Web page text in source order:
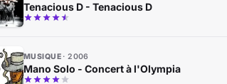
Tenacious D - Tenacious D
MUSIQUE 2006
Mano Solo - Concert à l'Olympia